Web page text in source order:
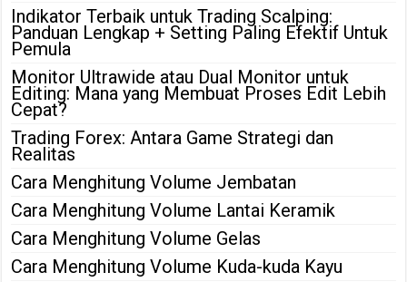
Indikator Terbaik untuk Trading Scalping:
Panduan Lengkap + Setting Paling Efektif Untuk
Pemula
Monitor Ultrawide atau Dual Monitor untuk
Editing: Mana yang Membuat Proses Edit Lebih
Cepat?
Trading Forex: Antara Game Strategi dan
Realitas
Cara Menghitung Volume Jembatan
Cara Menghitung Volume Lantai Keramik
Cara Menghitung Volume Gelas
Cara Menghitung Volume Kuda-kuda Kayu